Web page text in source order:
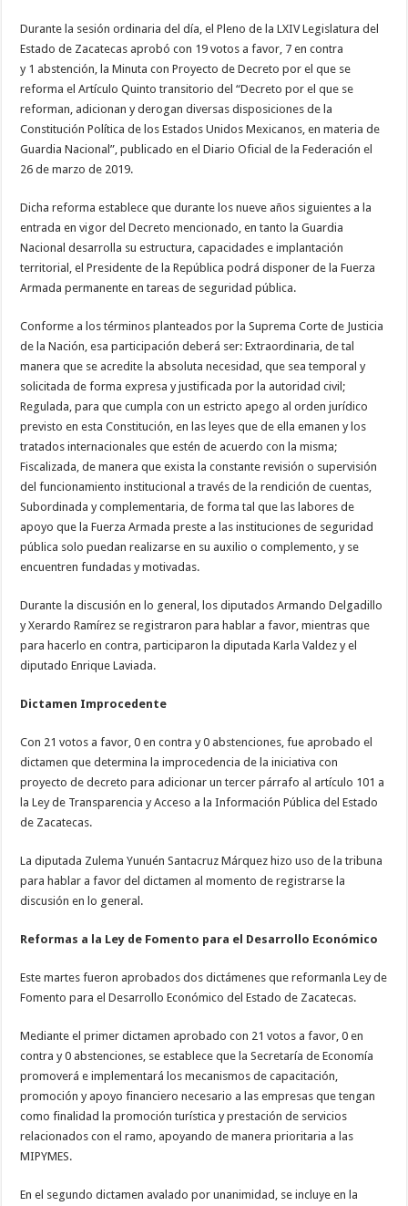
Durante la sesión ordinaria del día, el Pleno de la LXIV Legislatura del
Estado de Zacatecas aprobó con 19 votos a favor, 7 en contra
y 1 abstención, la Minuta con Proyecto de Decreto por el que se
reforma el Artículo Quinto transitorio del “Decreto por el que se
reforman, adicionan y derogan diversas disposiciones de la
Constitución Política de los Estados Unidos Mexicanos, en materia de
Guardia Nacional”, publicado en el Diario Oficial de la Federación el
26 de marzo de 2019.
Dicha reforma establece que durante los nueve años siguientes a la
entrada en vigor del Decreto mencionado, en tanto la Guardia
Nacional desarrolla su estructura, capacidades e implantación
territorial, el Presidente de la República podrá disponer de la Fuerza
Armada permanente en tareas de seguridad pública.
Conforme a los términos planteados por la Suprema Corte de Justicia
de la Nación, esa participación deberá ser: Extraordinaria, de tal
manera que se acredite la absoluta necesidad, que sea temporal y
solicitada de forma expresa y justificada por la autoridad civil;
Regulada, para que cumpla con un estricto apego al orden jurídico
previsto en esta Constitución, en las leyes que de ella emanen y los
tratados internacionales que estén de acuerdo con la misma;
Fiscalizada, de manera que exista la constante revisión o supervisión
del funcionamiento institucional a través de la rendición de cuentas,
Subordinada y complementaria, de forma tal que las labores de
apoyo que la Fuerza Armada preste a las instituciones de seguridad
pública solo puedan realizarse en su auxilio o complemento, y se
encuentren fundadas y motivadas.
Durante la discusión en lo general, los diputados Armando Delgadillo
y Xerardo Ramírez se registraron para hablar a favor, mientras que
para hacerlo en contra, participaron la diputada Karla Valdez y el
diputado Enrique Laviada.
Dictamen Improcedente
Con 21 votos a favor, 0 en contra y 0 abstenciones, fue aprobado el
dictamen que determina la improcedencia de la iniciativa con
proyecto de decreto para adicionar un tercer párrafo al artículo 101 a
la Ley de Transparencia y Acceso a la Información Pública del Estado
de Zacatecas.
La diputada Zulema Yunuén Santacruz Márquez hizo uso de la tribuna
para hablar a favor del dictamen al momento de registrarse la
discusión en lo general.
Reformas a la Ley de Fomento para el Desarrollo Económico
Este martes fueron aprobados dos dictámenes que reformanla Ley de
Fomento para el Desarrollo Económico del Estado de Zacatecas.
Mediante el primer dictamen aprobado con 21 votos a favor, 0 en
contra y 0 abstenciones, se establece que la Secretaría de Economía
promoverá e implementará los mecanismos de capacitación,
promoción y apoyo financiero necesario a las empresas que tengan
como finalidad la promoción turística y prestación de servicios
relacionados con el ramo, apoyando de manera prioritaria a las
MIPYMES.
En el segundo dictamen avalado por unanimidad, se incluye en la